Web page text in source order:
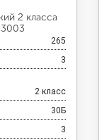
2 класса
265
3
2 класс
30Б
3